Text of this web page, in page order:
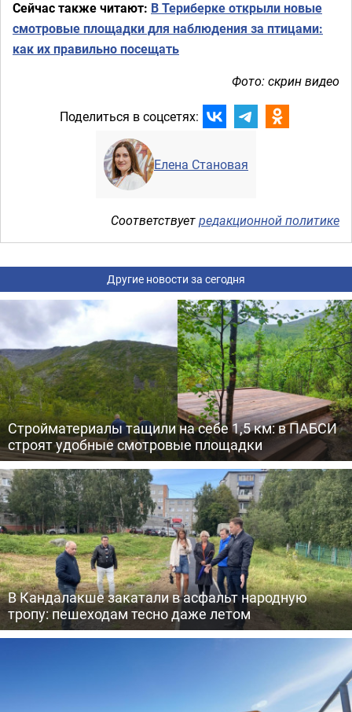
Сейчас также читают: В Териберке открыли новые
смотровые площадки для наблюдения за птицами:
как их правильно посещать
Фото: скрин видео
Поделиться в соцсетях:
Елена Становая
Соответствуетредакционной политике
Другие новости за сегодня
Стройматериалы тащили на себе 1,5 км: в ПАБСИ
строят удобные смотровые площадки
В Кандалакше закатали в асфальт народную
тропу: пешеходам тесно даже летом